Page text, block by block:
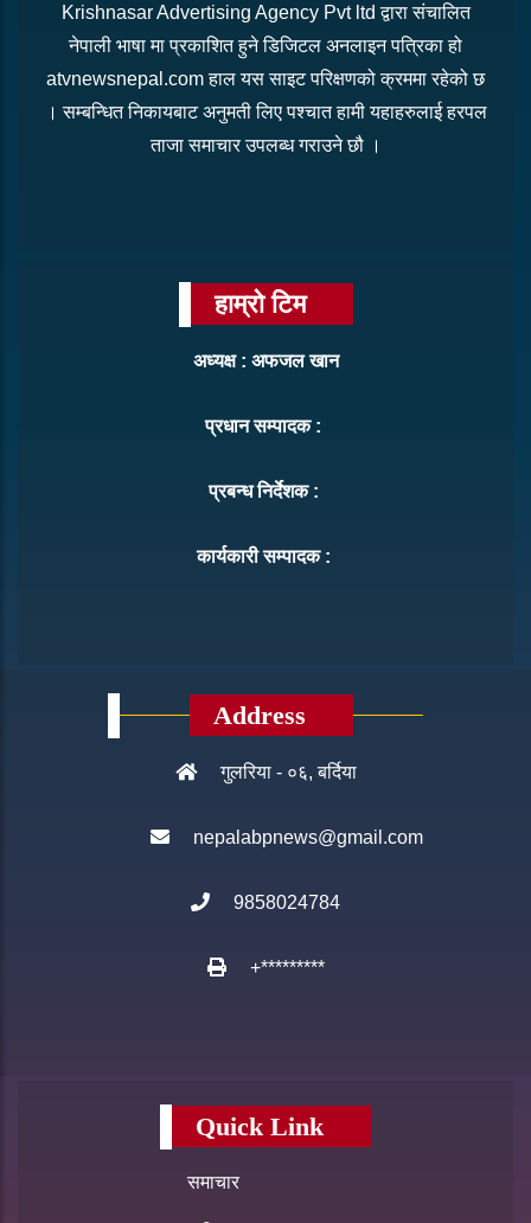
Krishnasar Advertising Agency Pvt ltd द्वारा संचालित
नेपाली भाषा मा प्रकाशित हुने डिजिटल अनलाइन पत्रिका हो
atvnewsnepal.com हाल यस साइट परिक्षणको क्रममा रहेको छ
। सम्बन्धित निकायबाट अनुमती लिए पश्चात हामी यहाहरुलाई हरपल
ताजा समाचार उपलब्ध गराउने छौ ।
हाम्रो टिम
अध्यक्ष : अफजल खान
प्रधान सम्पादक :
प्रबन्ध निर्देशक :
कार्यकारी सम्पादक :
Address
गुलरिया - ०६, बर्दिया
nepalabpnews@gmail.com
9858024784
+*********
Quick Link
समाचार